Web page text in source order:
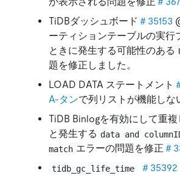
TiDBダッシュボード ＃35153
ーティションテーブルの実行
ときに発生する可能性のある
題を修正しました。
LOAD DATA ステートメント
A-タンで列リストが機能しな
TiDB Binlogを有効にして重
と発生する data and
match エラーの問題を修正 ＃
tidb_gc_life_time ＃35392